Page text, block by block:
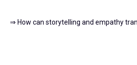
⇒ How can storytelling and empathy